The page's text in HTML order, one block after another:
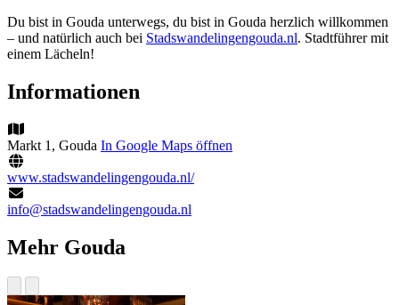
Du bist in Gouda unterwegs, du bist in Gouda herzlich willkommen
– und natürlich auch bei Stadswandelingengouda.nl. Stadtführer mit
einem Lächeln!
Informationen
Markt 1, Gouda In Google Maps öffnen
www.stadswandelingengouda.nl/
info@stadswandelingengouda.nl
Mehr Gouda